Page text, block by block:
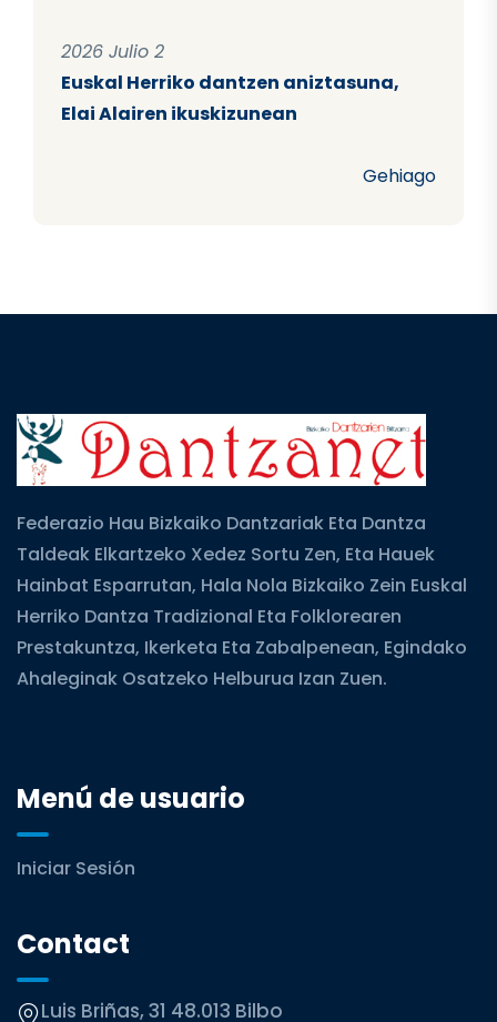
2026 Julio 2
Euskal Herriko dantzen aniztasuna,
Elai Alairen ikuskizunean
Gehiago
Federazio Hau Bizkaiko Dantzariak Eta Dantza
Taldeak Elkartzeko Xedez Sortu Zen, Eta Hauek
Hainbat Esparrutan, Hala Nola Bizkaiko Zein Euskal
Herriko Dantza Tradizional Eta Folklorearen
Prestakuntza, Ikerketa Eta Zabalpenean, Egindako
Ahaleginak Osatzeko Helburua Izan Zuen.
Menú de usuario
Iniciar Sesión
Contact
Luis Briñas, 31 48.013 Bilbo